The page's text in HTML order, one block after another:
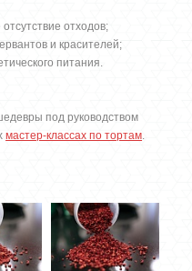
отходов;
и красителей;
питания.
под руководством
мастер-классах по тортам.